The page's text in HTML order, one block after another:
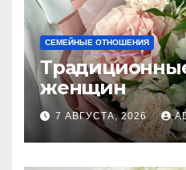
СЕМЕЙНЫЕ ОТНОШЕНИЯ
женщин
7 АВГУСТА, 2026